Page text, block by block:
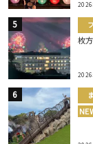
2026
枚
2026